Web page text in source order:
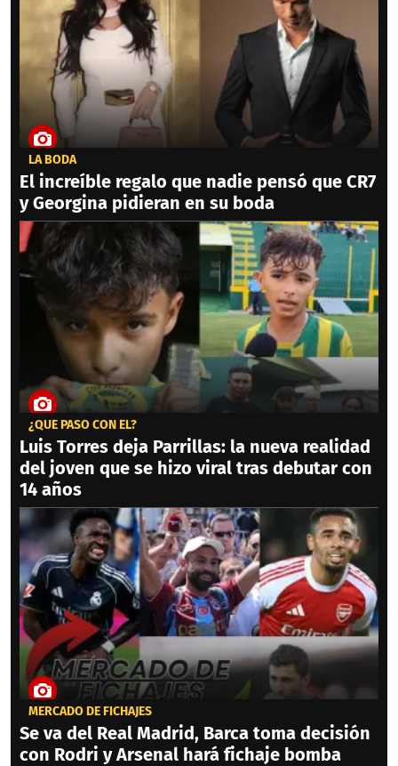
LA BODA
El increíble regalo que nadie pensó que CR7
y Georgina pidieran en su boda
¿QUÉ PASÓ CON ÉL?
Luis Torres deja Parrillas: la nueva realidad
del joven que se hizo viral tras debutar con
14 años
MERCADO DE FICHAJES
Se va del Real Madrid, Barca toma decisión
con Rodri y Arsenal hará fichaje bomba